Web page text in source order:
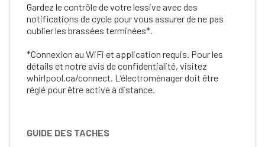
Gardez le contrôle de votre lessive avec des
notifications de cycle pour vous assurer de ne pas
oublier les brassées terminées*.
*Connexion au WiFi et application requis. Pour les
détails et notre avis de confidentialité, visitez
whirlpool.ca/connect. L’électroménager doit être
réglé pour être activé à distance.
GUIDE DES TACHES